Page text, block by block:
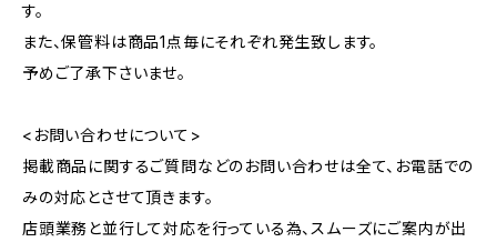
す。
また、保管料は商品1点毎にそれぞれ発生致します。
予めご了承下さいませ。
<お問い合わせについて>
掲載商品に関するご質問などのお問い合わせは全て、お電話での
みの対応とさせて頂きます。
店頭業務と並行して対応を行っている為、スムーズにご案内が出